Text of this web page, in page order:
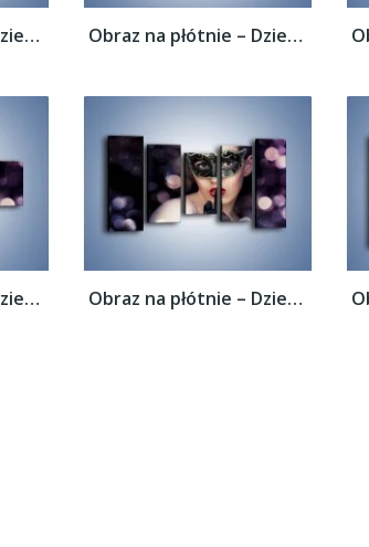
Obraz na płótnie – Dziewczyna w czarnej... Obraz na płótnie – Dziewczyna w czarnej...
Obraz na płótnie – Dziewczyna w czarnej... Obraz na płótnie – Dziewczyna w czarnej...